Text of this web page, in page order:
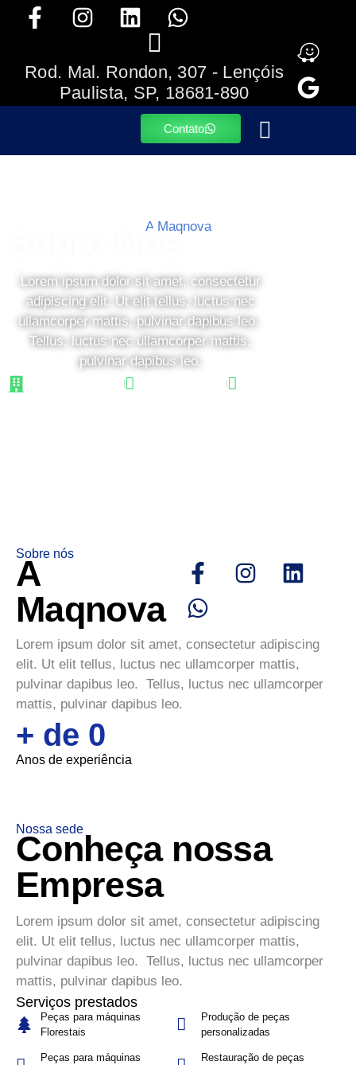
Rod. Mal. Rondon, 307 - Lençóis
Paulista, SP, 18681-890
Contato
A Maqnova
Sobre Nós
Lorem ipsum dolor sit amet, consectetur
adipiscing elit. Ut elit tellus, luctus nec
ullamcorper mattis, pulvinar dapibus leo.
Tellus, luctus nec ullamcorper mattis,
pulvinar dapibus leo.
Sobre a Empresa
Sobre nós
A
Maqnova
Lorem ipsum dolor sit amet, consectetur adipiscing
elit. Ut elit tellus, luctus nec ullamcorper mattis,
pulvinar dapibus leo. Tellus, luctus nec ullamcorper
mattis, pulvinar dapibus leo.
Anos de experiência
+ de 0
Nossa sede
Conheça nossa
Empresa
Lorem ipsum dolor sit amet, consectetur adipiscing
elit. Ut elit tellus, luctus nec ullamcorper mattis,
pulvinar dapibus leo. Tellus, luctus nec ullamcorper
mattis, pulvinar dapibus leo.
Serviços prestados
Peças para máquinas
Florestais
Peças para máquinas
Produção de peças
personalizadas
Restauração de peças